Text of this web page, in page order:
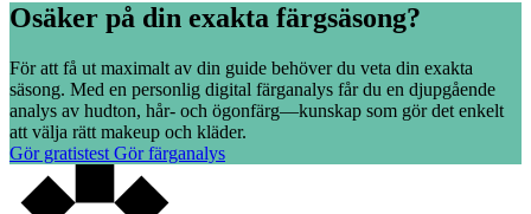
Osäker på din exakta färgsäsong?
För att få ut maximalt av din guide behöver du veta din exakta
säsong. Med en personlig digital färganalys får du en djupgående
analys av hudton, hår- och ögonfärg—kunskap som gör det enkelt
att välja rätt makeup och kläder.
Gör gratistest Gör färganalys